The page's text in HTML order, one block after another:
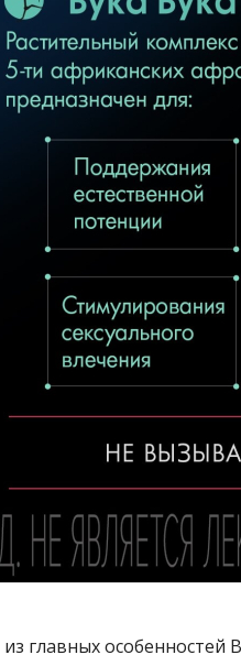
главных особенностей